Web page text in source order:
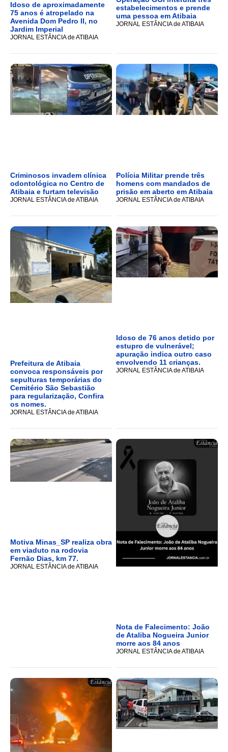
Idoso de aproximadamente
75 anos é atropelado na
Avenida Dom Pedro II, no
Jardim Imperial
JORNAL ESTÂNCIA de ATIBAIA
estabelecimentos e prende
uma pessoa em Atibaia
JORNAL ESTÂNCIA de ATIBAIA
Criminosos invadem clínica
odontológica no Centro de
Atibaia e furtam televisão
JORNAL ESTÂNCIA de ATIBAIA
Polícia Militar prende três
homens com mandados de
prisão em aberto em Atibaia
JORNAL ESTÂNCIA de ATIBAIA
Prefeitura de Atibaia
convoca responsáveis por
sepulturas temporárias do
Cemitério São Sebastião
para regularização, Confira
os nomes.
JORNAL ESTÂNCIA de ATIBAIA
Idoso de 76 anos detido por
estupro de vulnerável;
apuração indica outro caso
envolvendo 11 crianças.
JORNAL ESTÂNCIA de ATIBAIA
Motiva Minas_SP realiza obra
em viaduto na rodovia
Fernão Dias, km 77.
JORNAL ESTÂNCIA de ATIBAIA
Nota de Falecimento: João
de Ataliba Nogueira Junior
morre aos 84 anos
JORNAL ESTÂNCIA de ATIBAIA